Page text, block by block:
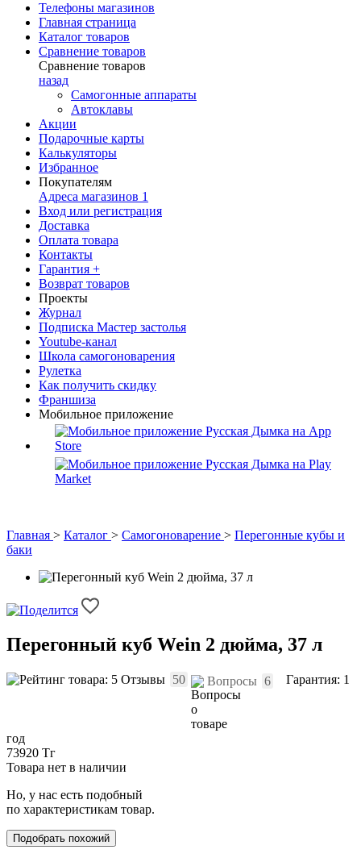
Телефоны магазинов
Главная страница
Каталог товаров
Сравнение товаров
Сравнение товаров
назад
Самогонные аппараты
Автоклавы
Акции
Подарочные карты
Калькуляторы
Избранное
Покупателям
Адреса магазинов 1
Вход или регистрация
Доставка
Оплата товара
Контакты
Гарантия +
Возврат товаров
Проекты
Журнал
Подписка Мастер застолья
Youtube-канал
Школа самогоноварения
Рулетка
Как получить скидку
Франшиза
Мобильное приложение
Главная > Каталог > Самогоноварение > Перегонные кубы и
баки
Перегонный куб Wein 2 дюйма, 37 л
Отзывы 50 Вопросы 6 Гарантия: 1
год
73920 Тг
Товара нет в наличии
Но, у нас есть подобный
по характеристикам товар.
Подобрать похожий